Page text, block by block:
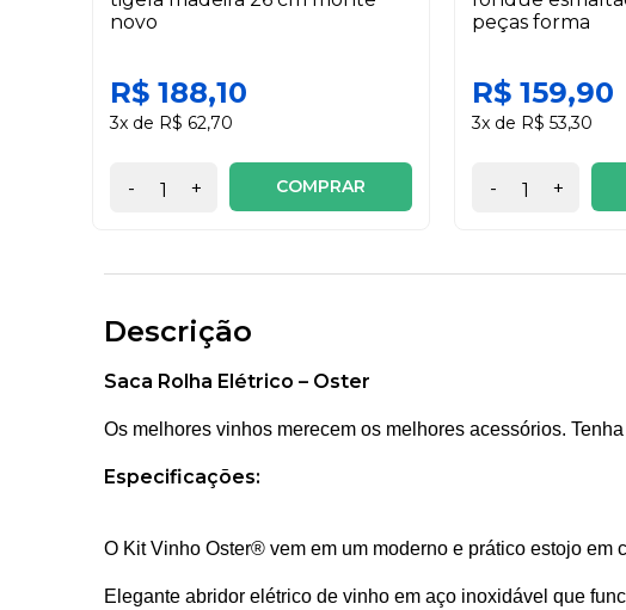
novo
R$ 188,10
3x de R$ 62,70
- + COMPRAR
peças forma
R$ 159,90
3x de R$ 53,30
- +
Descrição
Saca Rolha Elétrico – Oster
Os melhores vinhos merecem os melhores acessórios.
Especificações:
O Kit Vinho Oster® vem em um moderno e prático estojo em
Elegante abridor elétrico de vinho em aço inoxidável que